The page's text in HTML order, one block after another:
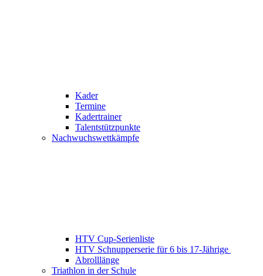
Kader
Termine
Kadertrainer
Talentstützpunkte
Nachwuchswettkämpfe
HTV Cup-Serienliste
HTV Schnupperserie für 6 bis 17-Jährige
Abrolllänge
Triathlon in der Schule